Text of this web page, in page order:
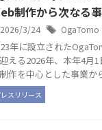
制作から次なる
2026/3/24 OgaTomo
年に設立された
える2026年、本年4月
作を中心とした事業か
スリリース